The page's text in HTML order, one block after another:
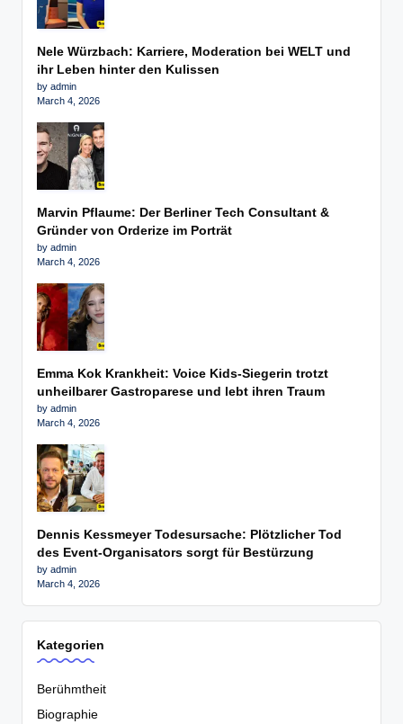
Nele Würzbach: Karriere, Moderation bei WELT und
ihr Leben hinter den Kulissen
by admin
March 4, 2026
Marvin Pflaume: Der Berliner Tech Consultant &
Gründer von Orderize im Porträt
by admin
March 4, 2026
Emma Kok Krankheit: Voice Kids-Siegerin trotzt
unheilbarer Gastroparese und lebt ihren Traum
by admin
March 4, 2026
Dennis Kessmeyer Todesursache: Plötzlicher Tod
des Event-Organisators sorgt für Bestürzung
by admin
March 4, 2026
Kategorien
Berühmtheit
Biographie